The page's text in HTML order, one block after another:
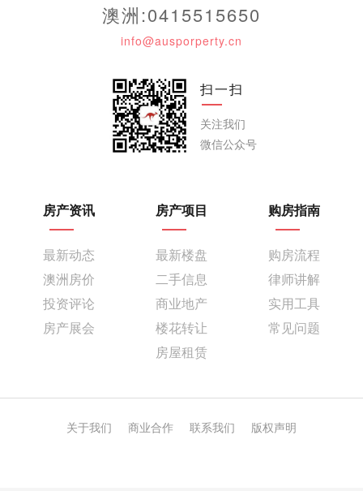
澳洲:0415515650
info@ausporperty.cn
扫一扫
关注我们
微信公众号
房产资讯
最新动态
澳洲房价
投资评论
房产展会
房产项目
最新楼盘
二手信息
商业地产
楼花转让
房屋租赁
购房指南
购房流程
律师讲解
实用工具
常见问题
关于我们 商业合作 联系我们 版权声明